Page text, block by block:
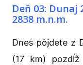
Deň 03: Dunaj
2838 m.n.m.
Dnes pôjdete z
(17 km)